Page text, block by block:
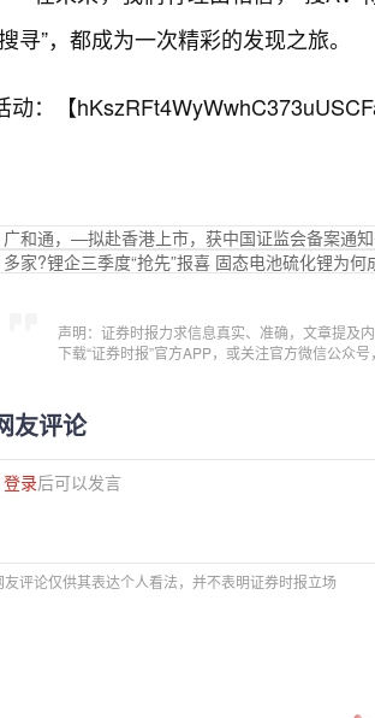
寻”，都成为一次精彩的发现之旅。
动：【
广和通，—拟赴香港上市，获中国证监会备案通
多家?锂企三季度“抢先”报喜 固态电池硫化锂为何
声明：证券时报力求信息真实、准确，文章提及
下载“证券时报”官方APP，或关注官方微信公众
友评论
登录后可以发言
友评论仅供其表达个人看法，并不表明证券时报立场